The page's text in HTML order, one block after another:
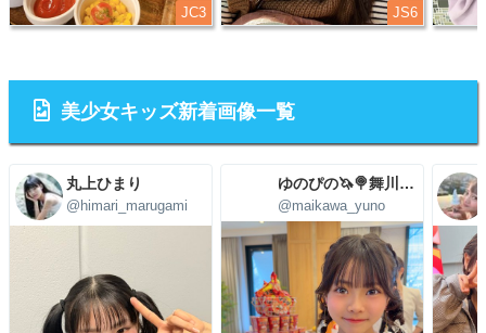
JC3 JS6
美少女キッズ新着画像一覧
丸上ひまり
@himari_marugami
ゆのぴの🦄🍭舞川ゆの🩷4/29(水)㊗5周年LIVE
@maikawa_yuno